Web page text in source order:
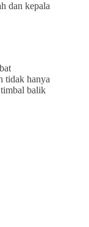
dan kepala
tidak hanya
balik